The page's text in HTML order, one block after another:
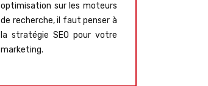
optimisation sur les moteurs
de recherche, il faut penser à
la stratégie SEO pour votre
marketing.